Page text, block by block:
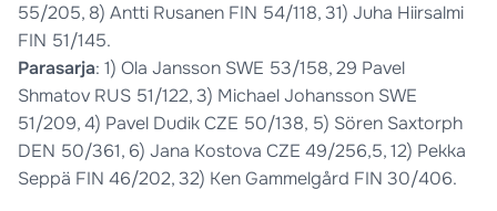
55/205, 8) Antti Rusanen FIN 54/118, 31) Juha Hiirsalmi
FIN 51/145.
Parasarja: 1) Ola Jansson SWE 53/158, 29 Pavel
Shmatov RUS 51/122, 3) Michael Johansson SWE
51/209, 4) Pavel Dudik CZE 50/138, 5) Sören Saxtorph
DEN 50/361, 6) Jana Kostova CZE 49/256,5, 12) Pekka
Seppä FIN 46/202, 32) Ken Gammelgård FIN 30/406.